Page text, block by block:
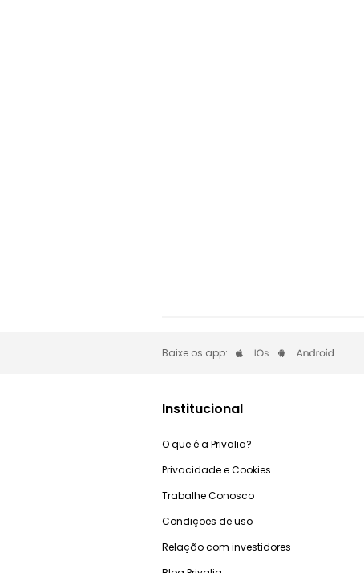
Baixe os app:
Institucional
O que é a Privalia?
Privacidade e Cookies
Trabalhe Conosco
Condições de uso
Relação com investidores